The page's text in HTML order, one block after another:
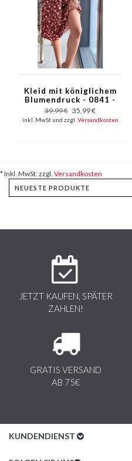
Kleid mit königlichem
Blumendruck - 0841 -
Rot
39,99 € 35,99 €
inkl. MwSt und zzgl. Versandkosten
* Inkl. MwSt. zzgl. Versandkosten
JETZT KAUFEN, SPÄTER
ZAHLEN!
GRATIS VERSAND
AB 75€
KUNDENDIENST
Kundenservice